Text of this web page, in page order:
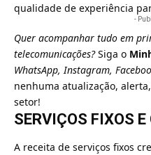
qualidade de experiência
-
Quer acompanhar tudo em
telecomunicações?Siga o
WhatsApp,Instagram,
nenhuma atualização,
setor!
SERVIÇOS FIXOS
A receita de serviços fixos